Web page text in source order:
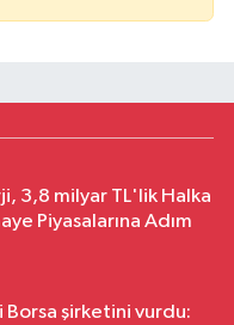
3,8 milyar TL'lik Halka
Piyasalarına Adım
şirketini vurdu: